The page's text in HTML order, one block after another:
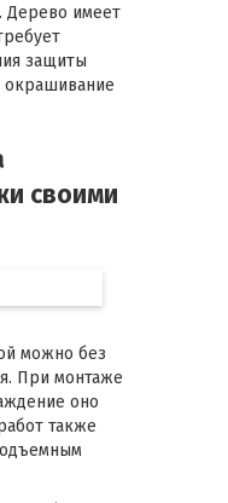
Дерево имеет
защиты
окрашивание
своими
можно без
При монтаже
оно
также